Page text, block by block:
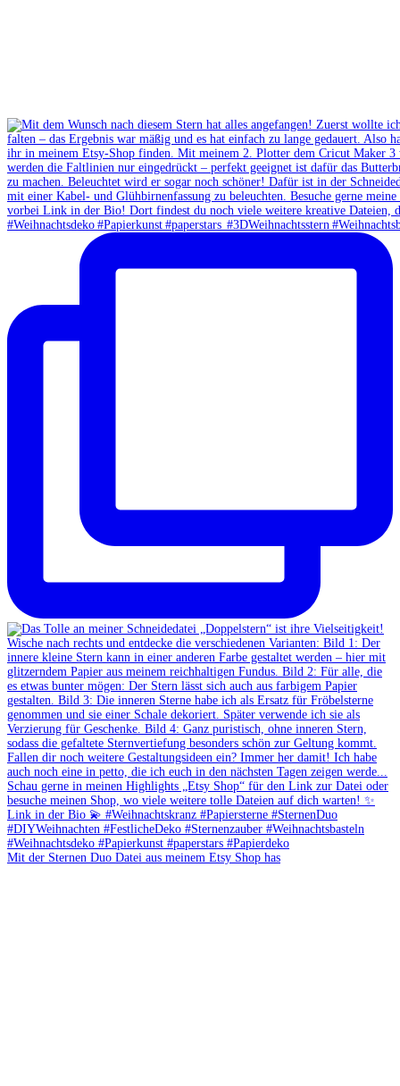
Mit der Sternen Duo Datei aus meinem Etsy Shop has